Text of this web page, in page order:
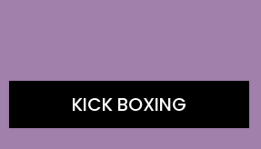
KICK BOXING